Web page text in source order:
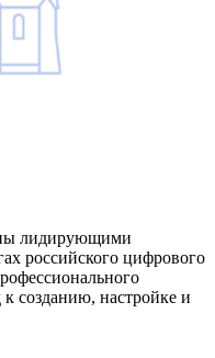
лидирующими
российского цифрового
созданию, настройке и